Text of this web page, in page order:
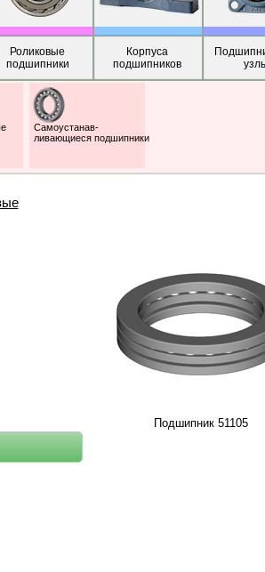
Роликовые
подшипники
Корпуса
подшипников
Самоустанав-
ливающиеся подшипники
Подшипник 51105